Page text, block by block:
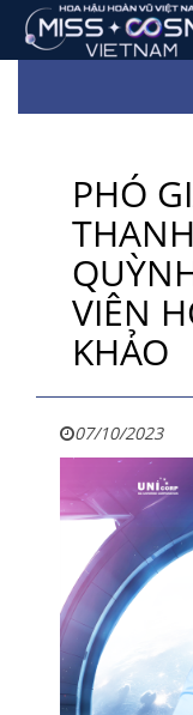
PHÓ
VIÊN
KHẢO
07/10/2023